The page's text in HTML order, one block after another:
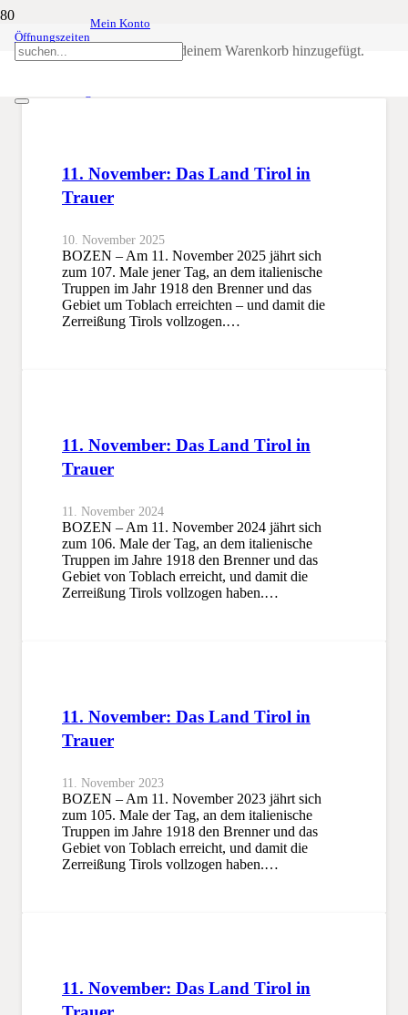
Öffnungszeiten
Mein Konto
wurde deinem Warenkorb hinzugefügt.
1. Weltkrieg
11. November: Das Land Tirol in
Trauer
10. November 2025
BOZEN – Am 11. November 2025 jährt sich
zum 107. Male jener Tag, an dem italienische
Truppen im Jahr 1918 den Brenner und das
Gebiet um Toblach erreichten – und damit die
Zerreißung Tirols vollzogen.…
11. November: Das Land Tirol in
Trauer
11. November 2024
BOZEN – Am 11. November 2024 jährt sich
zum 106. Male der Tag, an dem italienische
Truppen im Jahre 1918 den Brenner und das
Gebiet von Toblach erreicht, und damit die
Zerreißung Tirols vollzogen haben.…
11. November: Das Land Tirol in
Trauer
11. November 2023
BOZEN – Am 11. November 2023 jährt sich
zum 105. Male der Tag, an dem italienische
Truppen im Jahre 1918 den Brenner und das
Gebiet von Toblach erreicht, und damit die
Zerreißung Tirols vollzogen haben.…
11. November: Das Land Tirol in